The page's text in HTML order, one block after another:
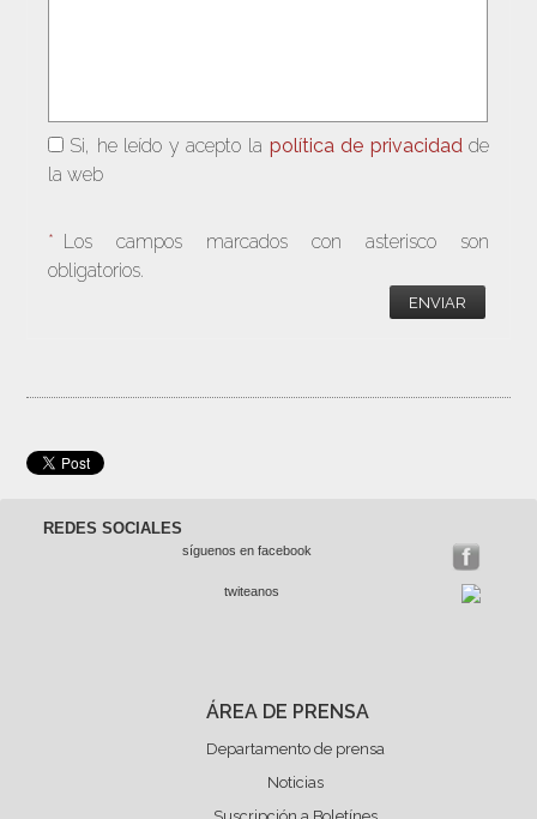
Si, he leído y acepto la política de privacidadde
la web
* Los campos marcados con asterisco son
obligatorios.
ENVIAR
REDES SOCIALES
síguenos en facebook
twiteanos
ÁREA DE PRENSA
Departamento de prensa
Noticias